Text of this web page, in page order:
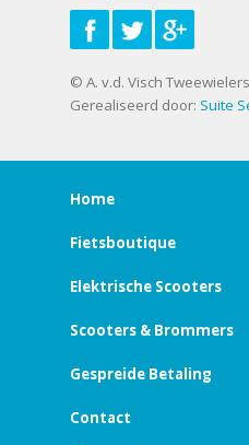
© A. v.d. Visch Tweewielers
Gerealiseerd door: Suite
Home
Fietsboutique
Elektrische Scooters
Scooters & Brommers
Gespreide Betaling
Contact